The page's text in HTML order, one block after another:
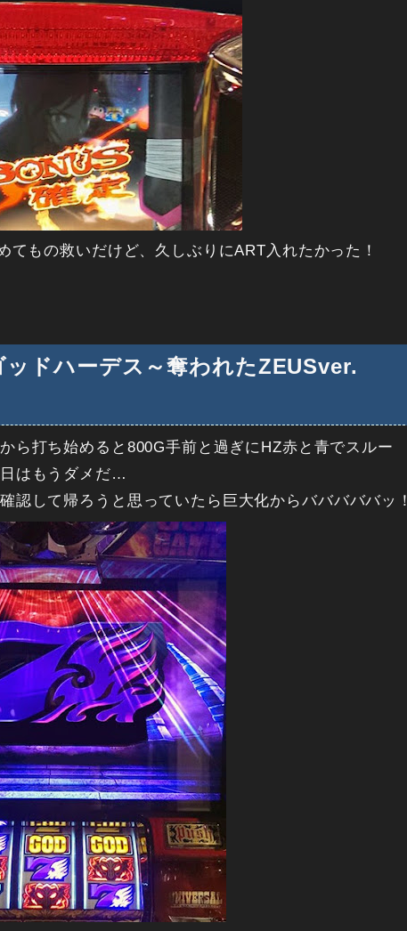
てもの救いだけど、久しぶりにART入れたかった！
ッドハーデス～奪われたZEUSver.
ら打ち始めると800G手前と過ぎにHZ赤と青でスルー
はもうダメだ…
認して帰ろうと思っていたら巨大化からバババババッ！